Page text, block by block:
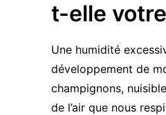
t-elle
Une humidité
développement de
champignons,
de l’air que nous